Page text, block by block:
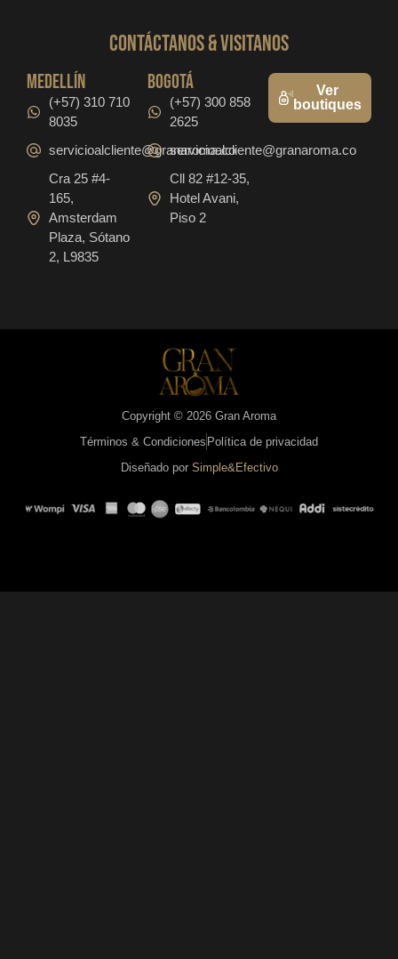
CONTáCTanos & VISITANOS
medellín
(+57) 310 710
8035
servicioalcliente@granaroma.co
Cra 25 #4-
165,
Amsterdam
Plaza, Sótano
2, L9835
bogotá
(+57) 300 858
2625
servicioalcliente@granaroma.co
Cll 82 #12-35,
Hotel Avani,
Piso 2
Ver
boutiques
Copyright © 2026 Gran Aroma
Términos & Condiciones Política de privacidad
Diseñado por Simple&Efectivo